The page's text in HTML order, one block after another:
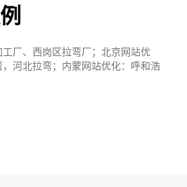
厂、西岗区拉弯厂；北京网站优
河北拉弯；内蒙网站优化：呼和浩